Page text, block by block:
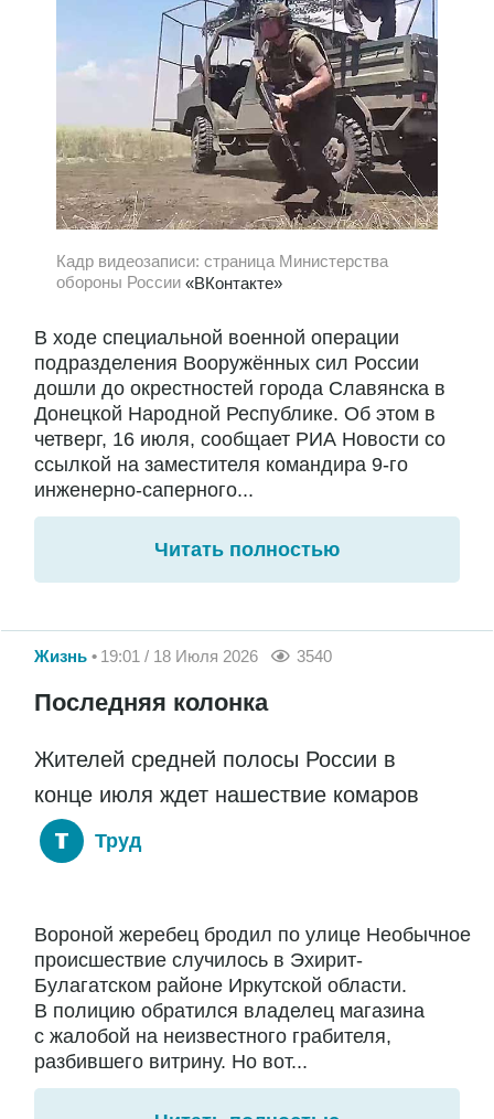
Кадр видеозаписи: страница Министерства
обороны России «ВКонтакте»
В ходе специальной военной операции
подразделения Вооружённых сил России
дошли до окрестностей города Славянска в
Донецкой Народной Республике. Об этом в
четверг, 16 июля, сообщает РИА Новости со
ссылкой на заместителя командира 9-го
инженерно-саперного...
Читать полностью
Жизнь 19:01 / 18 Июля 2026 3540
Последняя колонка
Жителей средней полосы России в
конце июля ждет нашествие комаров
Труд
Вороной жеребец бродил по улице Необычное
происшествие случилось в Эхирит-
Булагатском районе Иркутской области.
В полицию обратился владелец магазина
с жалобой на неизвестного грабителя,
разбившего витрину. Но вот...